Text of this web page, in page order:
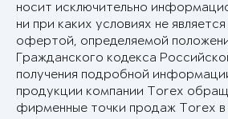
носит исключительно
ни при каких условиях не
офертой, определяемой
Гражданского кодекса
получения подробной
продукции компании Torex
фирменные точки продаж Torex